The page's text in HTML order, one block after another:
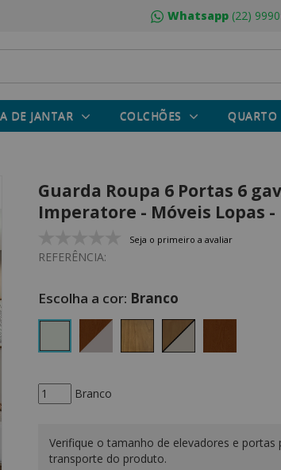
Whatsapp(22)
DE JANTAR COLCHÕES QUARTO
Guarda Roupa 6 Portas 6
Imperatore - Móveis Lopas -
Seja o primeiro a avaliar
REFERÊNCIA:
Branco
Branco
Verifique o tamanho de elevadores e portas
transporte do produto.